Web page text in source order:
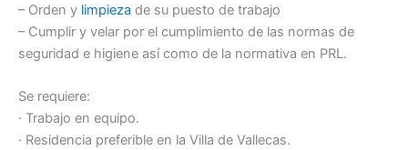
– Orden y limpieza de su puesto de trabajo
– Cumplir y velar por el cumplimiento de las normas de
seguridad e higiene así como de la normativa en PRL.
Se requiere:
· Trabajo en equipo.
· Residencia preferible en la Villa de Vallecas.